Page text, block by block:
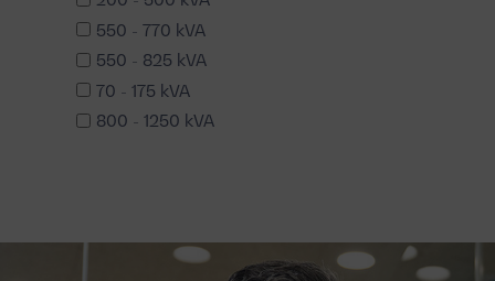
550 - 770 kVA
550 - 825 kVA
70 - 175 kVA
800 - 1250 kVA